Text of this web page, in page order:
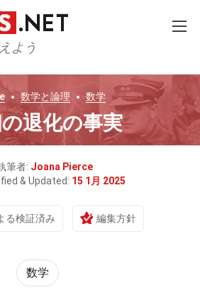
よう
数学と論理 数学
退化の事実
筆者: Joana Pierce
& Updated: 15 1月 2025
る検証済み 編集方針
数学